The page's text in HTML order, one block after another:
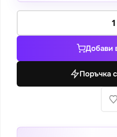
количество
Цветна
в
Добави
Поръчка